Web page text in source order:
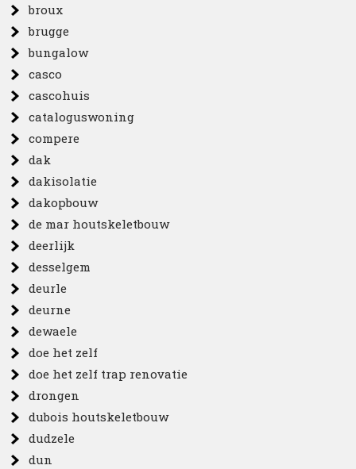
broux
brugge
bungalow
casco
cascohuis
cataloguswoning
compere
dak
dakisolatie
dakopbouw
de mar houtskeletbouw
deerlijk
desselgem
deurle
deurne
dewaele
doe het zelf
doe het zelf trap renovatie
drongen
dubois houtskeletbouw
dudzele
dun